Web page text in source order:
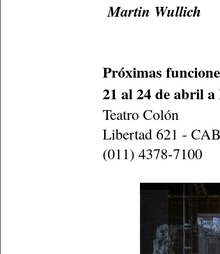
Martin Wullich
Próximas
21 al 24 de abril
Teatro Colón
Libertad 621 -
(011) 4378-7100